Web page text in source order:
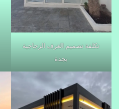
تكلفة تصميم الغرف الزجاجية
بجدة